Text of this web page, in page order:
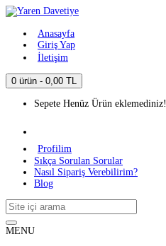
Anasayfa
Giriş Yap
İletişim
0 ürün - 0,00 TL
Sepete Henüz Ürün eklemediniz!
Profilim
Sıkça Sorulan Sorular
Nasıl Sipariş Verebilirim?
Blog
MENU